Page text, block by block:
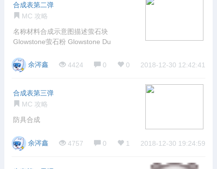
合成表第二弹
MC 攻略
名称材料合成示意图描述萤石块
Glowstone萤石粉 Glowstone Du
余涔鑫 4424 0 0 2018-12-30 12:42:41
合成表第三弹
MC 攻略
防具合成
余涔鑫 4757 0 1 2018-12-30 19:24:59